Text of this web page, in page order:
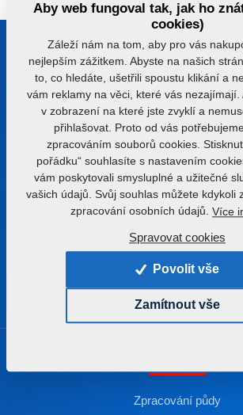
Buďte s námi v
Poradíme vám s výběrem
technologie
+420 491 450 111
Jiřinková 276
Česká republika
Zpracování půdy
Aby web fungoval tak, jak ho
cookies)
Záleží nám na tom, aby pro vás
nejlepším zážitkem. Abyste na našich
to, co hledáte, ušetřili spoustu klikání a
vám reklamy na věci, které vás nezajímají.
v zobrazení na které jste zvyklí a
přihlašovat. Proto od vás
zpracováním souborů cookies.
pořádku“ souhlasíte s nastavením
vám poskytovali smysluplné a užitečné
vašich údajů. Svůj souhlas můžete kdykoli
zpracování osobních údajů. Více
Spravovat cookies
Povolit vše
Zamítnout vše